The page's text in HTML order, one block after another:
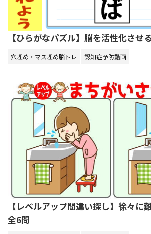
【ひらがなパズル】脳を活性化させ
穴埋め・マス埋め脳トレ 認知症予防動画
【レベルアップ間違い探し】徐々に
全6問